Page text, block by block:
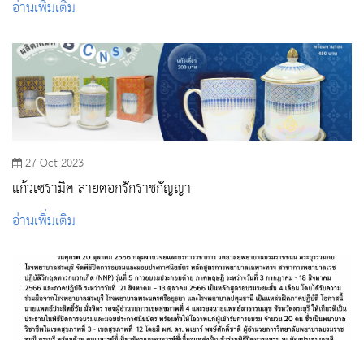
อ่านเพิ่มเติม
27 Oct 2023
แก้วเซรามิค ลายดอกรักราชกัญญา
อ่านเพิ่มเติม